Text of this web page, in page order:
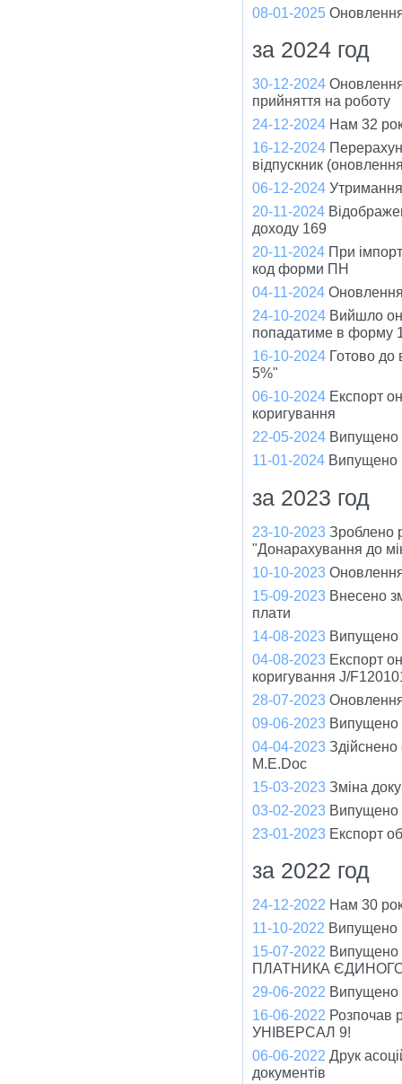
08-01-2025
за 2024 год
30-12-2024
прийняття на роботу
24-12-2024 Нам 32
16-12-2024
відпускник
06-12-2024 Утримання
20-11-2024
доходу 169
20-11-2024 При
код форми ПН
04-11-2024
24-10-2024 Вийшло
попадатиме в форму
16-10-2024 Готово
5%"
06-10-2024 Експорт
коригування
22-05-2024 Випущено
11-01-2024 Випущено
за 2023 год
23-10-2023 Зроблено
"Донарахування до
10-10-2023
15-09-2023 Внесено
плати
14-08-2023 Випущено
04-08-2023 Експорт
коригування J/
28-07-2023 Оновлення
09-06-2023 Випущено
04-04-2023
M.E.Doc
15-03-2023 Зміна
03-02-2023 Випущено
23-01-2023 Експорт
за 2022 год
24-12-2022 Нам 30
11-10-2022 Випущено
15-07-2022
ПЛАТНИКА
29-06-2022 Випущено
16-06-2022 Розпочав
УНІВЕРСАЛ 9!
06-06-2022 Друк
документів